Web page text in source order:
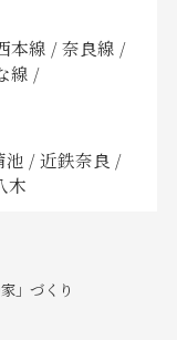
本線 / 奈良線 /
線 /
池 / 近鉄奈良 /
木
」づくり